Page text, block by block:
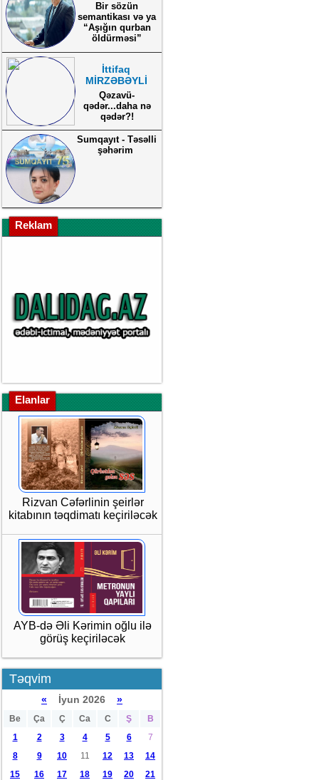
Bir sözün
semantikası və ya
“Aşığın qurban
öldürməsi”
İttifaq
MİRZƏBƏYLİ
Qəzavü-
qədər...daha nə
qədər?!
Sumqayıt - Təsəlli
şəhərim
Reklam
Elanlar
Rizvan Cəfərlinin şeirlər
kitabının təqdimatı keçiriləcək
AYB-də Əli Kərimin oğlu ilə
görüş keçiriləcək
Təqvim
« İyun 2026 »
Be Ça Ç Ca C Ş
B
1
2 3 4 5 6
7
8
9 10 11 12 13
14
15
16 17 18 19 20
21